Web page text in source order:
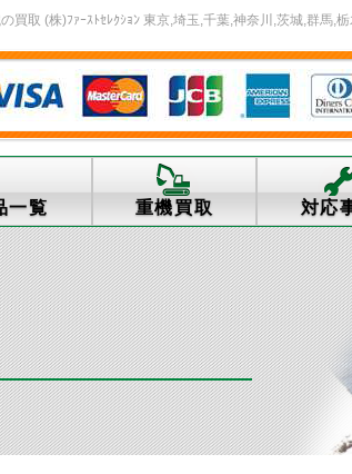
取 (株)ﾌｧｰｽﾄｾﾚｸｼｮﾝ 東京,埼玉,千葉,神奈川,茨城,群馬,
一覧 重機買取 対応